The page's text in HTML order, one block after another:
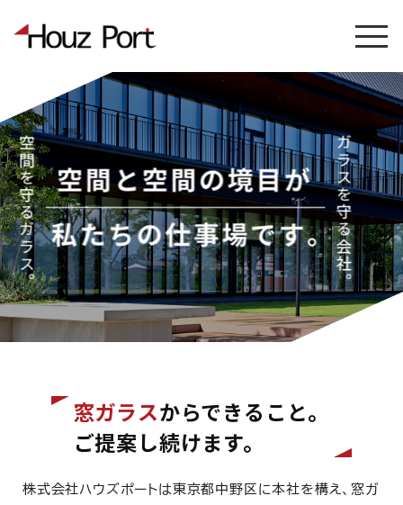
窓ガラスからできること。
ご提案し続けます。
株式会社ハウズポートは東京都中野区に本社を構え、窓ガ